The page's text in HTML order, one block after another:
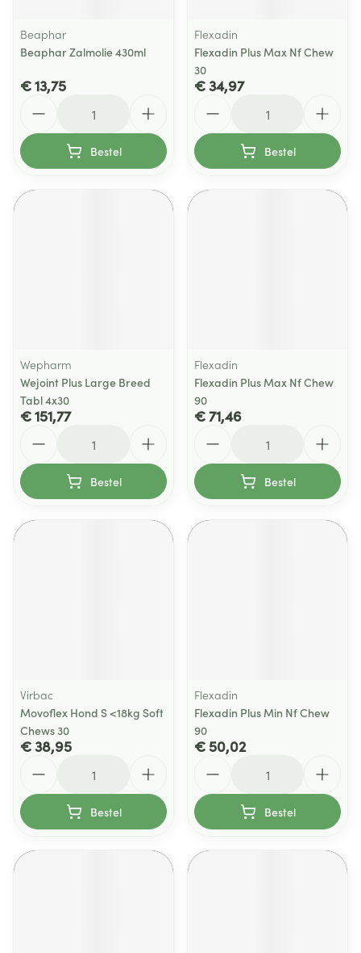
Beaphar
Beaphar Zalmolie 430ml
€ 13,75
Bestel
Flexadin
Flexadin Plus Max Nf Chew
30
€ 34,97
Bestel
Wepharm
Wejoint Plus Large Breed
Tabl 4x30
€ 151,77
Bestel
Flexadin
Flexadin Plus Max Nf Chew
90
€ 71,46
Bestel
Virbac
Movoflex Hond S <18kg Soft
Chews 30
€ 38,95
Bestel
Flexadin
Flexadin Plus Min Nf Chew
90
€ 50,02
Bestel